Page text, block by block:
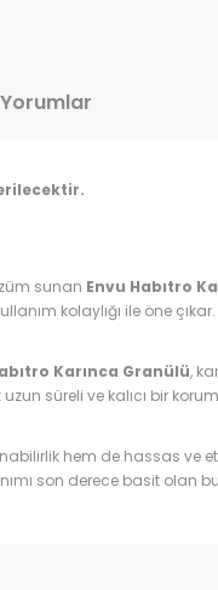
Yorumlar
sunan Envu Habıtro
kolaylığı ile öne çıkar.
Karınca Granülü,
süreli ve kalıcı bir
hem de hassas
son derece basit olan